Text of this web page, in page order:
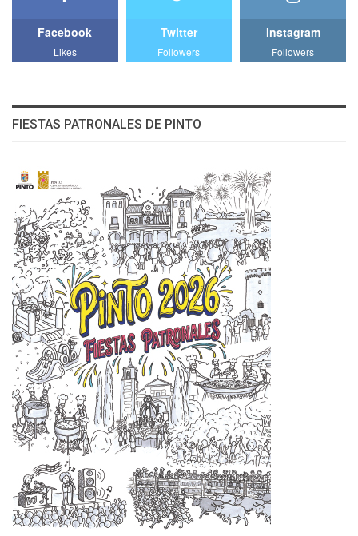
Facebook
Likes
Twitter
Followers
Instagram
Followers
FIESTAS PATRONALES DE PINTO